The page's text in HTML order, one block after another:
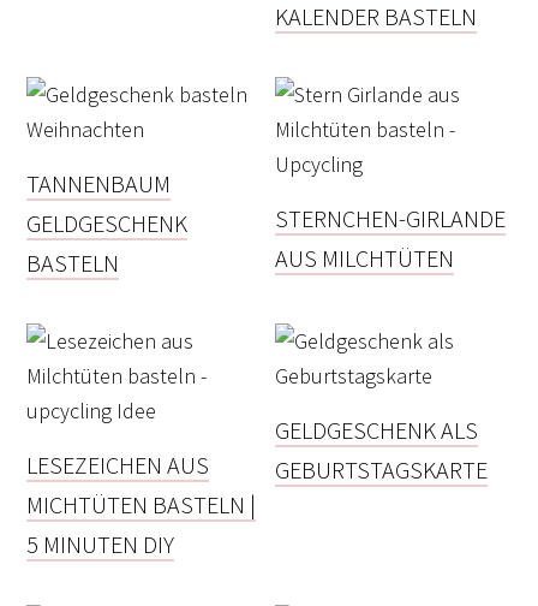
KALENDER BASTELN
TANNENBAUM
GELDGESCHENK
BASTELN
STERNCHEN-GIRLANDE
AUS MILCHTÜTEN
LESEZEICHEN AUS
MICHTÜTEN BASTELN |
5 MINUTEN DIY
GELDGESCHENK ALS
GEBURTSTAGSKARTE